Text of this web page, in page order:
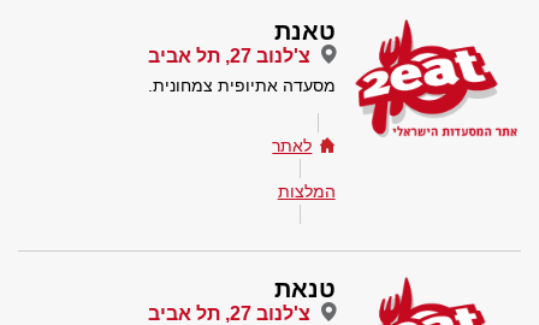
טאנת
צ'לנוב 27, תל אביב
מסעדה אתיופית צמחונית.
לאתר
המלצות
טנאת
צ'לנוב 27, תל אביב